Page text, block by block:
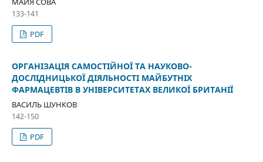
133-141
PDF
ОРГАНІЗАЦІЯ САМОСТІЙНОЇ ТА НАУКОВО-
ДОСЛІДНИЦЬКОЇ ДІЯЛЬНОСТІ МАЙБУТНІХ
ФАРМАЦЕВТІВ В УНІВЕРСИТЕТАХ ВЕЛИКОЇ БРИТАНІЇ
ВАСИЛЬ ШУНКОВ
142-150
PDF